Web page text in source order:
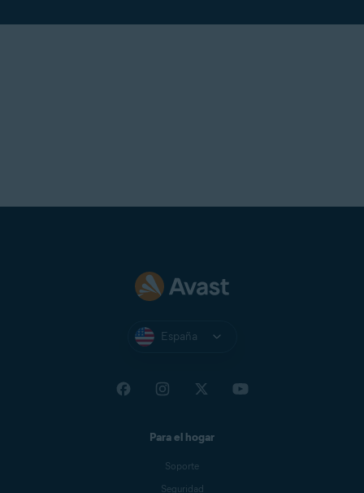
España
Para el hogar
Soporte
Seguridad